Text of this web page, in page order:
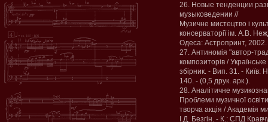
26. Новые тенденции
музыковедении //
Музичне мистецтво і
консерваторії ім. А.В.
Одеса: Астропринт,
27. Антиномія "автор-
композиторів /
збірник. - Вип. 31. - Київ:
140. - (0,5 друк. арк.).
28. Аналітичне
Проблеми музичної
творча акція / Академія
І.Д. Безгін. - К.: СПД